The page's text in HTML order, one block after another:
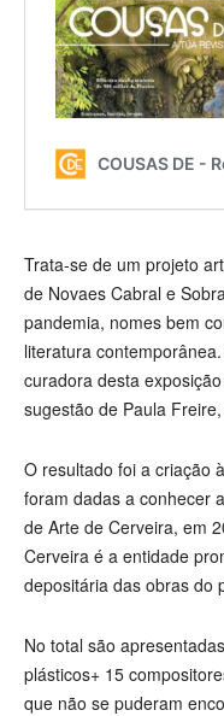
Trata-se de um projeto
de Novaes Cabral e
pandemia, nomes bem
literatura
curadora desta
sugestão de Paula
O resultado foi a criação
foram dadas a conhecer
de Arte de Cerveira, em
Cerveira é a entidade
depositária das obras do
No total são
plásticos+ 15
que não se puderam